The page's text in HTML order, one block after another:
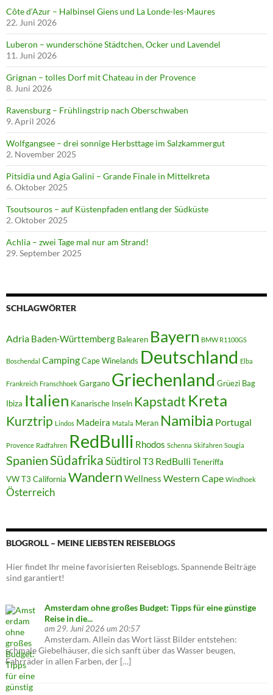
Côte d‘Azur – Halbinsel Giens und La Londe-les-Maures
22. Juni 2026
Luberon – wunderschöne Städtchen, Ocker und Lavendel
11. Juni 2026
Grignan – tolles Dorf mit Chateau in der Provence
8. Juni 2026
Ravensburg – Frühlingstrip nach Oberschwaben
9. April 2026
Wolfgangsee – drei sonnige Herbsttage im Salzkammergut
2. November 2025
Pitsidia und Agia Galini – Grande Finale in Mittelkreta
6. Oktober 2025
Tsoutsouros – auf Küstenpfaden entlang der Südküste
2. Oktober 2025
Achlia – zwei Tage mal nur am Strand!
29. September 2025
SCHLAGWÖRTER
Adria Baden-Württemberg Balearen Bayern BMW R1100GS
Boschendal CampingCape Winelands Deutschland Elba
Frankreich Franschhoek Gargano Griechenland Grüezi Bag
Ibiza Italien Kanarische Inseln Kapstadt Kreta
Kurztrip Lindos Madeira Matala Meran Namibia Portugal
Provence Radfahren RedBulli Rhodos Schenna Skifahren Sougia
SpanienSüdafrikaSüdtirol T3 RedBulli Teneriffa
VW T3 California Wandern Wellness Western Cape Windhoek
Österreich
BLOGROLL – MEINE LIEBSTEN REISEBLOGS
Hier findet Ihr meine favorisierten Reiseblogs. Spannende Beiträge
sind garantiert!
Amsterdam ohne großes Budget: Tipps für eine günstige
Reise in die...
am 29. Juni 2026 um 20:57
Amsterdam. Allein das Wort lässt Bilder entstehen:
schmale Giebelhäuser, die sich sanft über das Wasser beugen,
Fahrräder in allen Farben, der […]